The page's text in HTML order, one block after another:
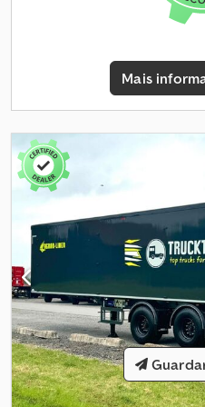
direito: 60% Eixo traseiro 3:
eixo: 9.000 kg; Perfil do pneu
bruto total: 45.000 kg
Matrícula: ON-94-VP Mais
favor contacte Bob Beukers.
Mais